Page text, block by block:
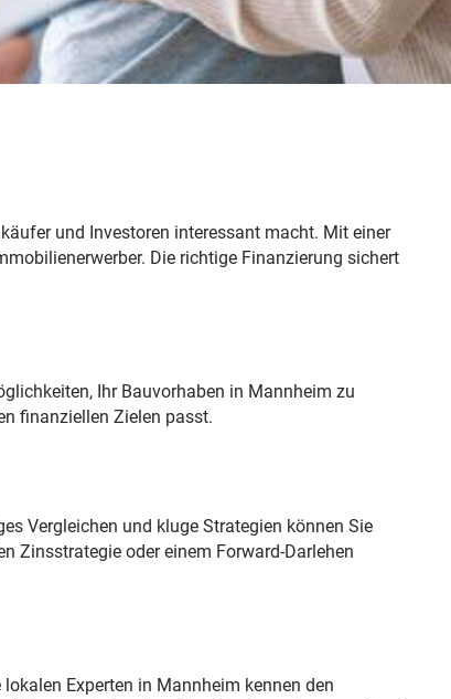
und Investoren interessant macht. Mit einer
Die richtige Finanzierung sichert
Ihr Bauvorhaben in Mannheim zu
finanziellen Zielen passt.
Vergleichen und kluge Strategien können Sie
Zinsstrategie oder einem Forward-Darlehen
Experten in Mannheim kennen den